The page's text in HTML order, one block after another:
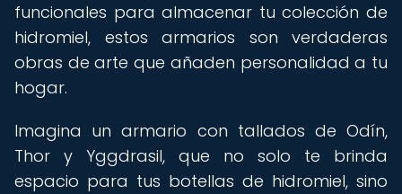
funcionales para almacenar tu colección de
hidromiel, estos armarios son verdaderas
obras de arte que añaden personalidad a tu
hogar.
Imagina un armario con tallados de Odín,
Thor y Yggdrasil, que no solo te brinda
espacio para tus botellas de hidromiel, sino